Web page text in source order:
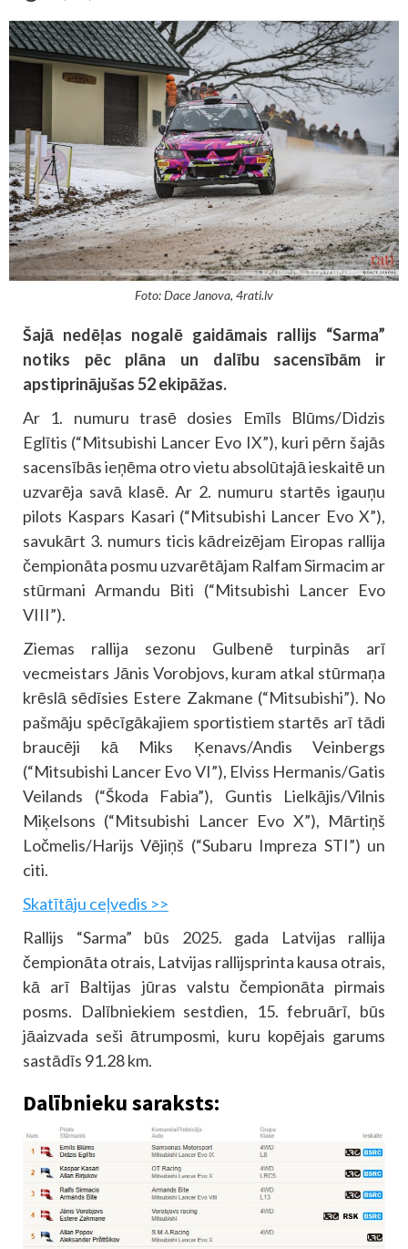
Foto: Dace Janova, 4rati.lv
Šajā nedēļas nogalē gaidāmais rallijs “Sarma”
notiks pēc plāna un dalību sacensībām ir
apstiprinājušas 52 ekipāžas.
Ar 1. numuru trasē dosies Emīls Blūms/Didzis
Eglītis (“Mitsubishi Lancer Evo IX”), kuri pērn šajās
sacensībās ieņēma otro vietu absolūtajā ieskaitē un
uzvarēja savā klasē. Ar 2. numuru startēs igauņu
pilots Kaspars Kasari (“Mitsubishi Lancer Evo X”),
savukārt 3. numurs ticis kādreizējam Eiropas rallija
čempionāta posmu uzvarētājam Ralfam Sirmacim ar
stūrmani Armandu Biti (“Mitsubishi Lancer Evo
VIII”).
Ziemas rallija sezonu Gulbenē turpinās arī
vecmeistars Jānis Vorobjovs, kuram atkal stūrmaņa
krēslā sēdīsies Estere Zakmane (“Mitsubishi”). No
pašmāju spēcīgākajiem sportistiem startēs arī tādi
braucēji kā Miks Ķenavs/Andis Veinbergs
(“Mitsubishi Lancer Evo VI”), Elviss Hermanis/Gatis
Veilands (“Škoda Fabia”), Guntis Lielkājis/Vilnis
Miķelsons (“Mitsubishi Lancer Evo X”), Mārtiņš
Ločmelis/Harijs Vējiņš (“Subaru Impreza STI”) un
citi.
Skatītāju ceļvedis >>
Rallijs “Sarma” būs 2025. gada Latvijas rallija
čempionāta otrais, Latvijas rallijsprinta kausa otrais,
kā arī Baltijas jūras valstu čempionāta pirmais
posms. Dalībniekiem sestdien, 15. februārī, būs
jāaizvada seši ātrumposmi, kuru kopējais garums
sastādīs 91.28 km.
Dalībnieku saraksts: